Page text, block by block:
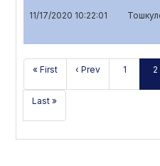
11/17/2020 10:22:01
« First ‹ Prev 1 2
Last »